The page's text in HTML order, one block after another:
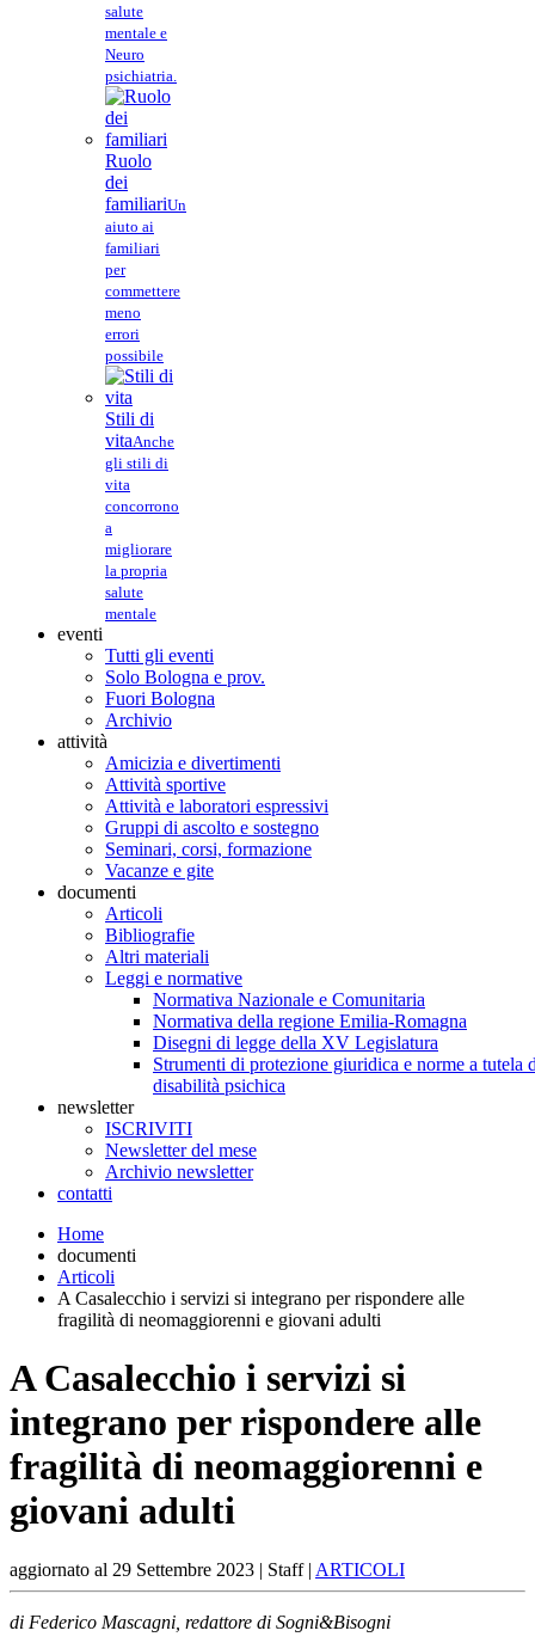
salute
mentale e
Neuro
psichiatria.
Ruolo
dei
familiariUn
aiuto ai
familiari
per
commettere
meno
errori
possibile
Stili di
vitaAnche
gli stili di
vita
concorrono
a
migliorare
la propria
salute
mentale
eventi
Tutti gli eventi
Solo Bologna e prov.
Fuori Bologna
Archivio
attività
Amicizia e divertimenti
Attività sportive
Attività e laboratori espressivi
Gruppi di ascolto e sostegno
Seminari, corsi, formazione
Vacanze e gite
documenti
Articoli
Bibliografie
Altri materiali
Leggi e normative
Normativa Nazionale e Comunitaria
Normativa della regione Emilia-Romagna
Disegni di legge della XV Legislatura
Strumenti di protezione giuridica e norme a tutela
disabilità psichica
newsletter
ISCRIVITI
Newsletter del mese
Archivio newsletter
contatti
Home
documenti
Articoli
A Casalecchio i servizi si integrano per rispondere alle
fragilità di neomaggiorenni e giovani adulti
A Casalecchio i servizi si
integrano per rispondere alle
fragilità di neomaggiorenni e
giovani adulti
aggiornato al 29 Settembre 2023 | Staff | ARTICOLI
di Federico Mascagni, redattore di Sogni&Bisogni